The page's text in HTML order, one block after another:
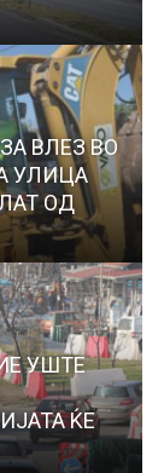
ВЛЕЗ ВО
УЛИЦА
ОД
УШТЕ
ЌЕ